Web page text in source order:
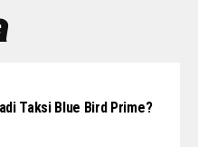
Taksi Blue Bird Prime?